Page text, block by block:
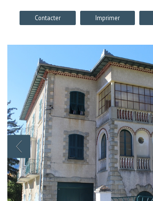
Contacter Imprimer